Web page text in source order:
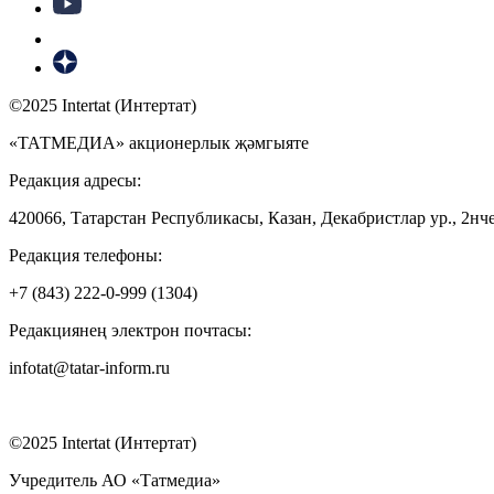
©2025 Intertat (Интертат)
«ТАТМЕДИА» акционерлык җәмгыяте
Редакция адресы:
420066, Татарстан Республикасы, Казан, Декабристлар ур.,
Редакция телефоны:
+7 (843) 222-0-999 (1304)
Редакциянең электрон почтасы:
infotat@tatar-inform.ru
©2025 Intertat (Интертат)
Учредитель АО «Татмедиа»